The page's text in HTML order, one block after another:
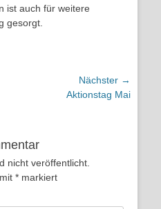
ist auch für weitere
gesorgt.
Nächster →
Aktionstag Mai
nicht veröffentlicht.
* markiert